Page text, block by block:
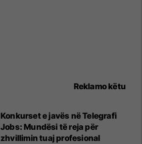
Reklamo këtu
Konkurset e javës në Telegrafi
Jobs: Mundësi të reja për
zhvillimin tuaj profesional